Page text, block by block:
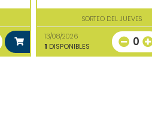
SORTEO DEL JUEVES
13/08/2026
1 DISPONIBLES 0